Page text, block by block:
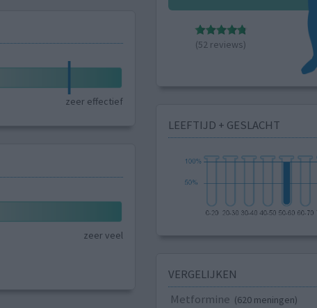
zeer effectief
zeer veel
(52 reviews)
LEEFTIJD + GESLACHT
VERGELIJKEN
Metformine (620 meningen)